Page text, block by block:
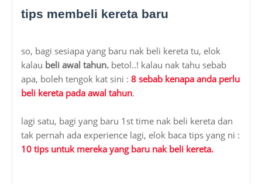
tips membeli kereta baru
so, bagi sesiapa yang baru nak beli kereta tu, elok
kalau beli awal tahun. betol..! kalau nak tahu sebab
apa, boleh tengok kat sini : 8 sebab kenapa anda perlu
beli kereta pada awal tahun.
lagi satu, bagi yang baru 1st time nak beli kereta dan
tak pernah ada experience lagi, elok baca tips yang ni :
10 tips untuk mereka yang baru nak beli kereta.